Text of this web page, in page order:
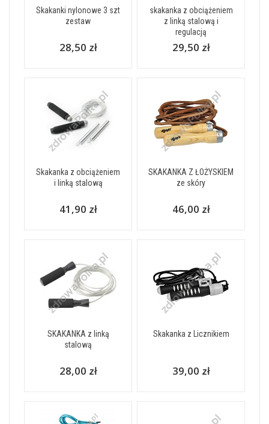
Skakanki nylonowe 3 szt
zestaw
28,50 zł
skakanka z obciążeniem
z linką stalową i
regulacją
29,50 zł
Skakanka z obciążeniem
i linką stalową
41,90 zł
SKAKANKA Z ŁOŻYSKIEM
ze skóry
46,00 zł
SKAKANKA z linką
stalową
28,00 zł
Skakanka z Licznikiem
39,00 zł